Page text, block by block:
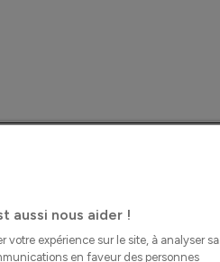
aussi nous aider !
votre expérience sur le site, à analyser sa
en faveur des personnes